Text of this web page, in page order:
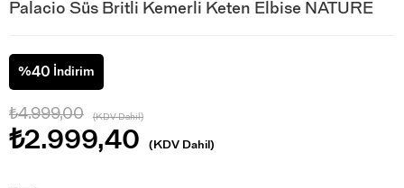
Palacio Süs Britli Kemerli Keten Elbise NATURE
%40 İndirim
₺4.999,00 (KDV Dahil)
₺2.999,40 (KDV Dahil)